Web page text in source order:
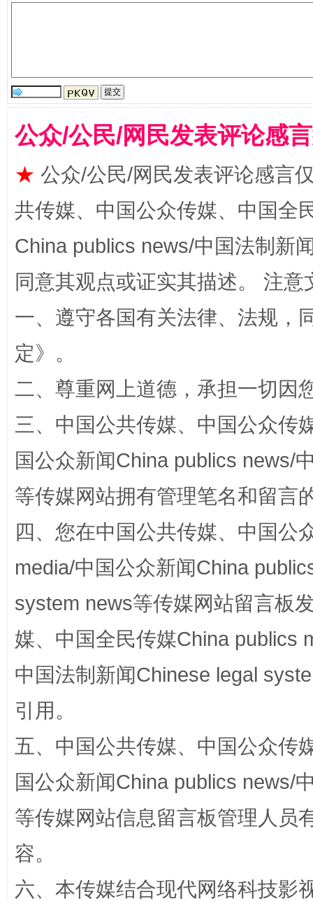
全民健身五年计划来了！等你上场
国家大学科技园优化重塑工作
公众/公民/网民发表评论感
★ 公众/公民/网民发表评论感言
共传媒、中国公众传媒、中国全
China publics news/中国法制新
同意其观点或证实其描述。 注
一、遵守各国有关法律、法规，
定》。
二、尊重网上道德，承担一切因
三、中国公共传媒、中国公众传
国公众新闻China publics news/
等传媒网站拥有管理笔名和留言
四、您在中国公共传媒、中国公
media/中国公众新闻China
system news等传媒网站留言板
媒、中国全民传媒China publics
中国法制新闻Chinese legal
引用。
五、中国公共传媒、中国公众传
国公众新闻China publics news/
等传媒网站信息留言板管理人员
容。
六、本传媒结合现代网络科技影